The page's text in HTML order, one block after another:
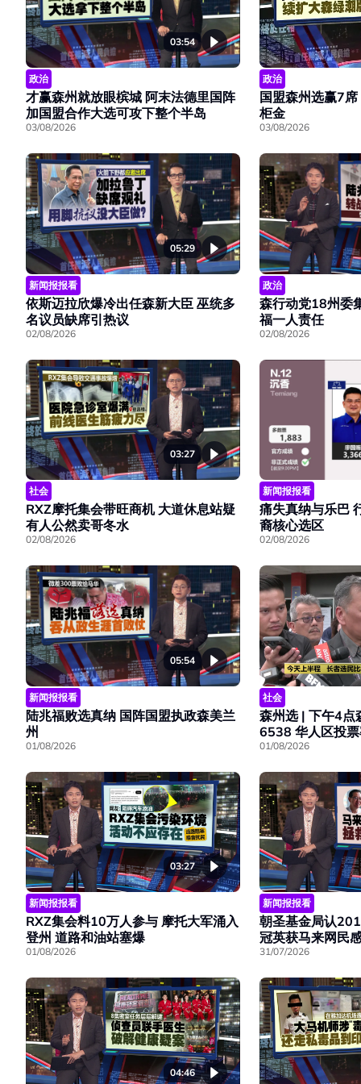
03:54
政治
才赢森州就放眼槟城 阿末法德里国阵
加国盟合作大选可攻下整个半岛
03/08/2026
政治
国盟森州选赢7
柜金
03/08/2026
05:29
新闻报报看
依斯迈拉欣爆冷出任森新大臣 巫统多
名议员缺席引热议
02/08/2026
政治
森行动党18州委
福一人责任
02/08/2026
03:27
社会
RXZ摩托集会带旺商机 大道休息站疑
有人公然卖哥冬水
02/08/2026
新闻报报看
痛失真纳与乐巴
裔核心选区
02/08/2026
05:54
新闻报报看
陆兆福败选真纳 国阵国盟执政森美兰
州
01/08/2026
社会
森州选 | 下午4点
6538 华人区投
01/08/2026
03:27
新闻报报看
RXZ集会料10万人参与 摩托大军涌入
登州 道路和油站塞爆
01/08/2026
新闻报报看
朝圣基金局认
冠英获马来网民
31/07/2026
04:46